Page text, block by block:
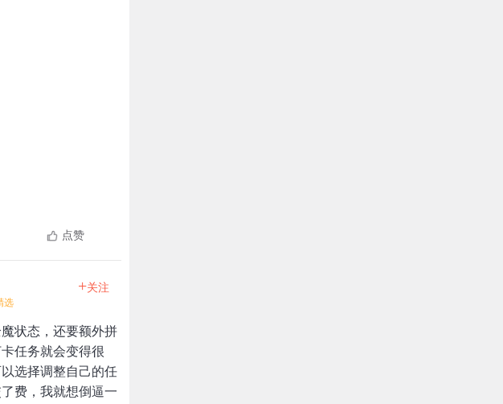
点赞
选
+关注
状态，还要额外拼
任务就会变得很
选择调整自己的任
费，我就想倒逼一